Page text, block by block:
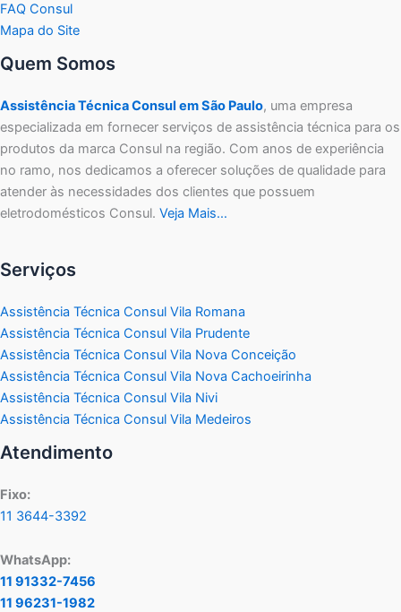
FAQ Consul
Mapa do Site
Quem Somos
Assistência Técnica Consul em São Paulo, uma empresa
especializada em fornecer serviços de assistência técnica para os
produtos da marca Consul na região. Com anos de experiência
no ramo, nos dedicamos a oferecer soluções de qualidade para
atender às necessidades dos clientes que possuem
eletrodomésticos Consul. Veja Mais…
Serviços
Assistência Técnica Consul Vila Romana
Assistência Técnica Consul Vila Prudente
Assistência Técnica Consul Vila Nova Conceição
Assistência Técnica Consul Vila Nova Cachoeirinha
Assistência Técnica Consul Vila Nivi
Assistência Técnica Consul Vila Medeiros
Atendimento
Fixo:
11 3644-3392
WhatsApp:
11 91332-7456
11 96231-1982